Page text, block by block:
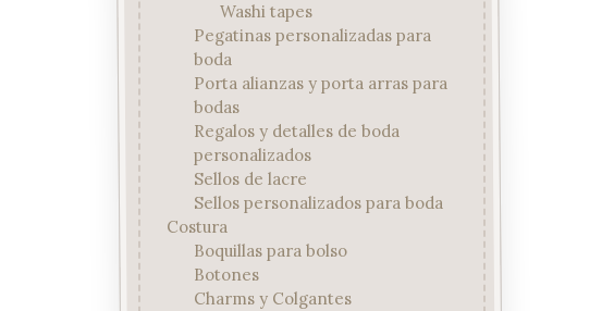
Washi tapes
Pegatinas personalizadas para
boda
Porta alianzas y porta arras para
bodas
Regalos y detalles de boda
personalizados
Sellos de lacre
Sellos personalizados para boda
Costura
Boquillas para bolso
Botones
Charms y Colgantes